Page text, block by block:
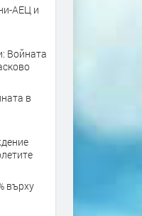
АЕЦ и
Войната
в
върху